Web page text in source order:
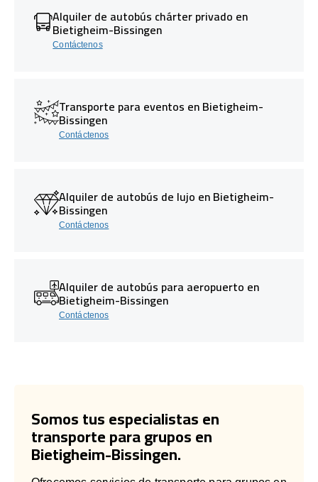
Alquiler de autobús chárter privado en
Bietigheim-Bissingen
Contáctenos
Transporte para eventos en Bietigheim-
Bissingen
Contáctenos
Alquiler de autobús de lujo en Bietigheim-
Bissingen
Contáctenos
Alquiler de autobús para aeropuerto en
Bietigheim-Bissingen
Contáctenos
Somos tus especialistas en
transporte para grupos en
Bietigheim-Bissingen.